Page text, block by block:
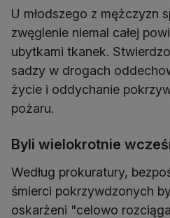
U młodszego z mężczyzn
zwęglenie niemal całej
ubytkami tkanek.
sadzy w drogach
życie i oddychanie
pożaru.
Byli wielokrotnie
Według prokuratury,
śmierci pokrzywdzonych
oskarżeni "celowo